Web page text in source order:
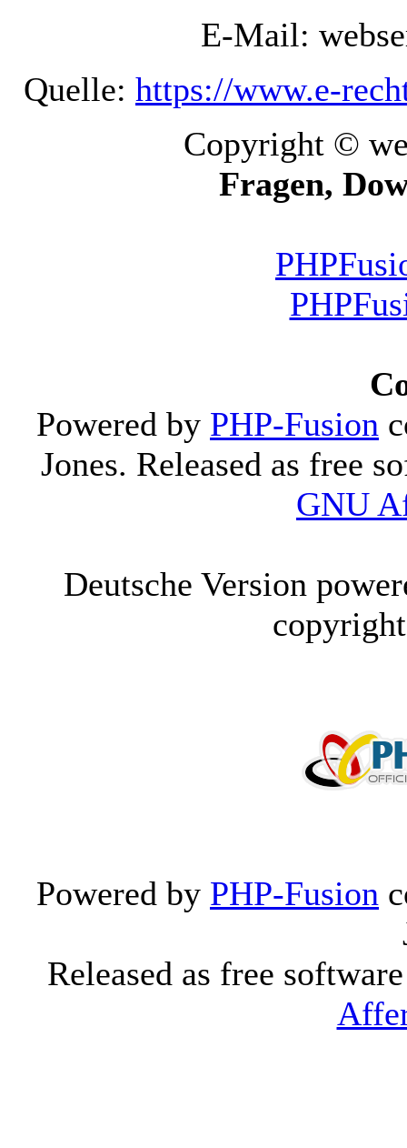
E-Mail:
Quelle: https://www.e-
Copyright ©
Fragen,
Powered by PHP-Fusion
Jones. Released as free
GNU
Deutsche Version
Powered by PHP-Fusion
Released as free